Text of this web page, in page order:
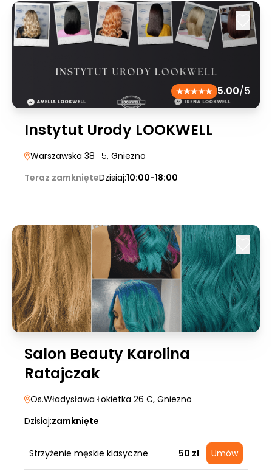
5.00/5
Instytut Urody LOOKWELL
Warszawska 38 | 5, Gniezno
Teraz zamknięteDzisiaj:10:00-18:00
Salon Beauty Karolina
Ratajczak
Os.Władysława Łokietka 26 C, Gniezno
Dzisiaj:zamknięte
Strzyżenie męskie klasyczne 50 zł Umów